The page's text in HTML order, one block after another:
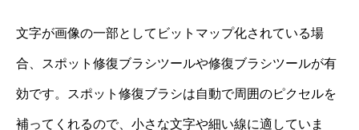
文字が画像の一部としてビットマップ化されている場
合、スポット修復ブラシツールや修復ブラシツールが有
効です。スポット修復ブラシは自動で周囲のピクセルを
補ってくれるので、小さな文字や細い線に適していま